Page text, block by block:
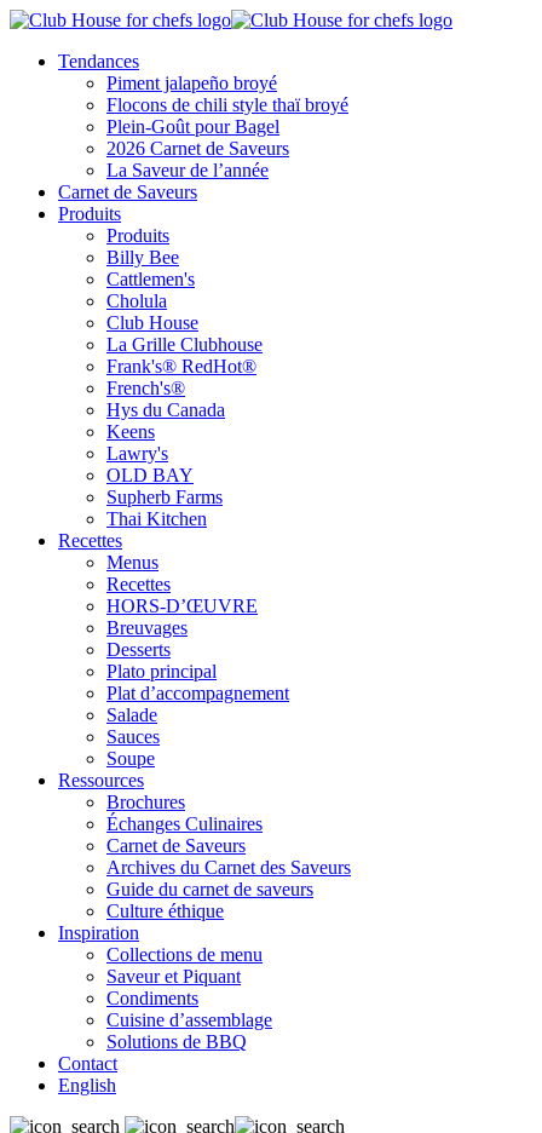
Tendances
Piment jalapeño broyé
Flocons de chili style thaï broyé
Plein-Goût pour Bagel
2026 Carnet de Saveurs
La Saveur de l’année
Carnet de Saveurs
Produits
Produits
Billy Bee
Cattlemen's
Cholula
Club House
La Grille Clubhouse
Frank's® RedHot®
French's®
Hys du Canada
Keens
Lawry's
OLD BAY
Supherb Farms
Thai Kitchen
Recettes
Menus
Recettes
HORS-D’ŒUVRE
Breuvages
Desserts
Plato principal
Plat d’accompagnement
Salade
Sauces
Soupe
Ressources
Brochures
Échanges Culinaires
Carnet de Saveurs
Archives du Carnet des Saveurs
Guide du carnet de saveurs
Culture éthique
Inspiration
Collections de menu
Saveur et Piquant
Condiments
Cuisine d’assemblage
Solutions de BBQ
Contact
English